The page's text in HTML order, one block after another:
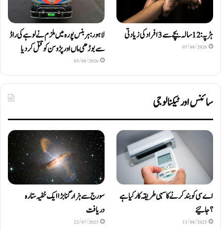
ہڑپہ: 12 سالہ بچے سے 3 افراد کی زیادتی
07/08/2026
لاہور: ہربنس پورہ میں ملزم نے لوہے کی راڈ
سے بوڑھی ماں اور پڑوسن کو قتل کر دیا
05/08/2026
سائنس اور ٹیکنالوجی
اے سی کو بند کرنے کا سہی طریقہ کار کیا ہے
؟ جانیئے
13/08/2025
سورج سے ہزار گنا بڑا ایک خفیہ ستارہ
دریافت
22/07/2025